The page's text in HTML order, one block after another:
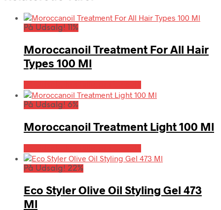
På Udsalg! 11%
Moroccanoil Treatment For All Hair
Types 100 Ml
På Udsalg! 6%
Moroccanoil Treatment Light 100 Ml
På Udsalg! 22%
Eco Styler Olive Oil Styling Gel 473
Ml